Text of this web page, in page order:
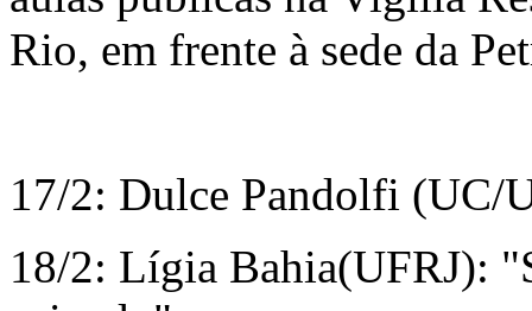
Rio, em frente à sede da
17/2: Dulce Pandolfi (UC/
18/2: Lígia Bahia(UFRJ):